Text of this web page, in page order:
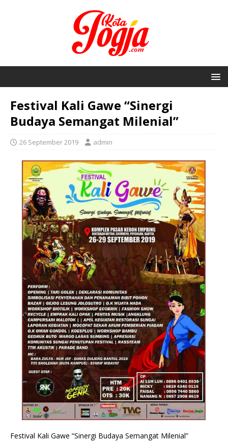
Festival Kali Gawe “Sinergi
Budaya Semangat Milenial”
26 September 2019 admin
Festival Kali Gawe “Sinergi Budaya Semangat Milenial”